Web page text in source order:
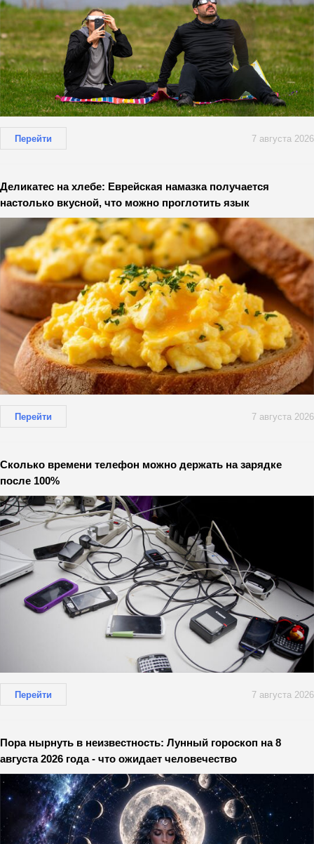
Перейти 7 августа 2026
Деликатес на хлебе: Еврейская намазка получается
настолько вкусной, что можно проглотить язык
Перейти 7 августа 2026
Сколько времени телефон можно держать на зарядке
после 100%
Перейти 7 августа 2026
Пора нырнуть в неизвестность: Лунный гороскоп на 8
августа 2026 года - что ожидает человечество